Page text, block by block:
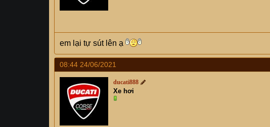
em lại tự sút lên ạ
08:44 24/06/2021
ducati888
Xe hơi